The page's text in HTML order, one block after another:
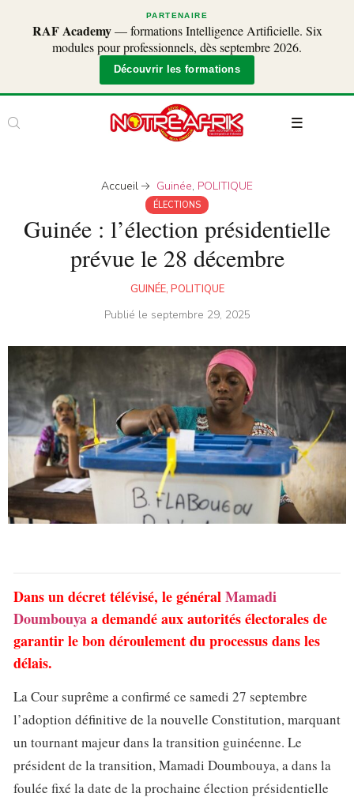
PARTENAIRE
RAF Academy— formations Intelligence Artificielle. Six
modules pour professionnels, dès septembre 2026.
Découvrir les formations
Accueil Guinée, POLITIQUE
ÉLECTIONS
Guinée : l’élection présidentielle
prévue le 28 décembre
GUINÉE, POLITIQUE
Publié le septembre 29, 2025
Dans un décret télévisé, le généralMamadi
Doumbouyaa demandé aux autorités électorales de
garantir le bon déroulement du processus dans les
délais.
La Cour suprême a confirmé ce samedi 27 septembre
l’adoption définitive de la nouvelle Constitution, marquant
un tournant majeur dans la transition guinéenne. Le
président de la transition, Mamadi Doumbouya, a dans la
foulée fixé la date de la prochaine élection présidentielle